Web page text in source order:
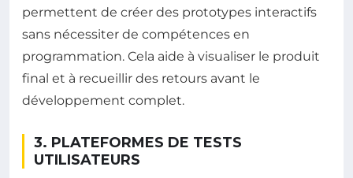
permettent de créer des prototypes interactifs
sans nécessiter de compétences en
programmation. Cela aide à visualiser le produit
final et à recueillir des retours avant le
développement complet.
3. PLATEFORMES DE TESTS
UTILISATEURS